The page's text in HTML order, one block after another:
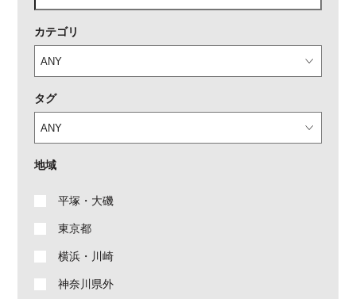
カテゴリ
タグ
地域
平塚・大磯
東京都
横浜・川崎
神奈川県外